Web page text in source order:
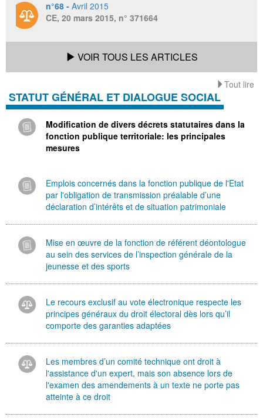
n°68 - Avril 2015
CE, 20 mars 2015, n° 371664
VOIR TOUS LES ARTICLES
Tout lire
STATUT GÉNÉRAL ET DIALOGUE SOCIAL
Modification de divers décrets statutaires dans la
fonction publique territoriale: les principales
mesures
Emplois concernés dans la fonction publique de l'Etat
par l'obligation de transmission préalable d’une
déclaration d’intérêts et de situation patrimoniale
Mise en œuvre de la fonction de référent déontologue
au sein des services de l’inspection générale de la
jeunesse et des sports
Le recours exclusif au vote électronique respecte les
principes généraux du droit électoral dès lors qu’il
comporte des garanties adaptées
Les membres d’un comité technique ont droit à
l'assistance d'un expert, mais son absence lors de
l'examen des amendements à un texte ne porte pas
atteinte à ce droit